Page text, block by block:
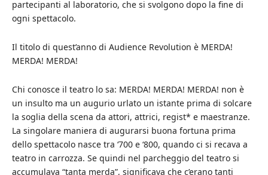
partecipanti al laboratorio, che si svolgono dopo la fine di
ogni spettacolo.
Il titolo di quest’anno di Audience Revolution è MERDA!
MERDA! MERDA!
Chi conosce il teatro lo sa: MERDA! MERDA! MERDA! non è
un insulto ma un augurio urlato un istante prima di solcare
la soglia della scena da attori, attrici, regist* e maestranze.
La singolare maniera di augurarsi buona fortuna prima
dello spettacolo nasce tra ‘700 e ‘800, quando ci si recava a
teatro in carrozza. Se quindi nel parcheggio del teatro si
accumulava “tanta merda”, significava che c’erano tanti